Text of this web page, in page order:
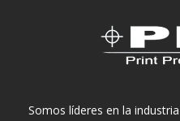
Somos líderes en la